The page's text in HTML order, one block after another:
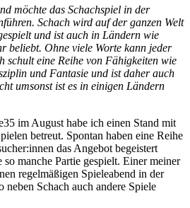
möchte das Schachspiel in der
Schach wird auf der ganzen Welt
und ist auch in Ländern wie
beliebt. Ohne viele Worte kann jeder
schult eine Reihe von Fähigkeiten wie
und Fantasie und ist daher auch
umsonst ist es in einigen Ländern
im August habe ich einen Stand mit
betreut. Spontan haben eine Reihe
das Angebot begeistert
manche Partie gespielt. Einer meiner
regelmäßigen Spieleabend in der
Schach auch andere Spiele